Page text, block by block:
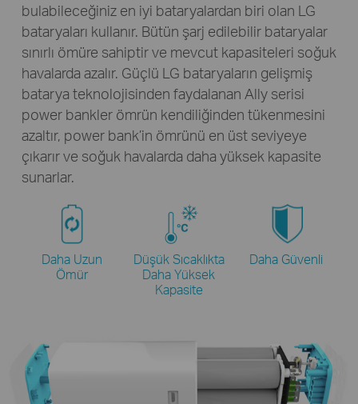
bulabileceğiniz en iyi bataryalardan biri olan LG
bataryaları kullanır. Bütün şarj edilebilir bataryalar
sınırlı ömüre sahiptir ve mevcut kapasiteleri soğuk
havalarda azalır. Güçlü LG bataryaların gelişmiş
batarya teknolojisinden faydalanan Ally serisi
power bankler ömrün kendiliğinden tükenmesini
azaltır, power bank’in ömrünü en üst seviyeye
çıkarır ve soğuk havalarda daha yüksek kapasite
sunarlar.
Daha Uzun
Ömür
Düşük Sıcaklıkta
Daha Yüksek
Kapasite
Daha Güvenli